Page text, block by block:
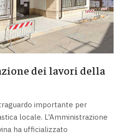
dei lavori della
importante per
locale. L'Amministrazione
ha ufficializzato